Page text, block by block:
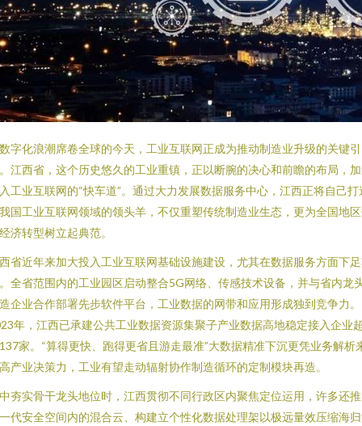
字化浪潮席卷全球的今天，工业互联网正成为推动制造业升级的关键引
江西省，这个历史悠久的工业重镇，正以断腕的决心和前瞻的布局，
工业互联网的“快车道”。通过大力发展数据服务中心，江西正将自己打
国工业互联网领域的领头羊，不仅重塑传统制造业生态，更为全国地
济转型树立起典范。
省近年来加大投入工业互联网基础设施建设，尤其在数据服务方面下
全省范围内的工业园区启动整合5G网络、传感技术设备，并与省内龙
企业合作部署先步软件平台，工业数据的网带和应用形成独到竞争力。
年，江西已承建公共工业数据资源集聚子产业数据高地稳定接入企业
家。“算得更快、跑得更省且游走最准”大数据精准下沉更凭业务解析
产业决策力，工业有望走动辐射协作制造循环的定制模块再造。
夯实骨干龙头地位时，江西贯彻不同行政区内聚焦定位运用，许多还
代安全空间内的混合云、构建立个性化数据处理架以极远量效压缩海